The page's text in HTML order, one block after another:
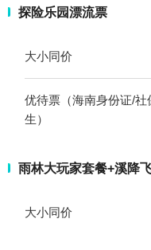
探险乐园漂流票
大小同价
优待票（海南身份证/
生）
雨林大玩家套餐+溪降
大小同价